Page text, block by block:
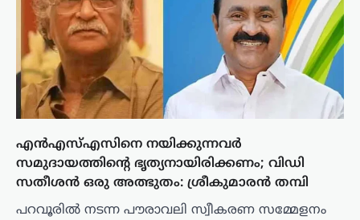
എൻഎസ്എസിനെ നയിക്കുന്നവർ
സമുദായത്തിന്റെ ഭൃത്യനായിരിക്കണം; വിഡി
സതീശൻ ഒരു അത്ഭുതം: ശ്രീകുമാരൻ തമ്പി
പറവൂരില്‍ നടന്ന പൗരാവലി സ്വീകരണ സമ്മേളനം